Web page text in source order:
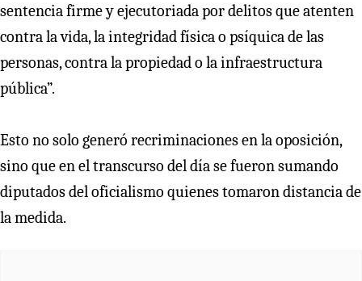
sentencia firme y ejecutoriada por delitos que atenten
contra la vida, la integridad física o psíquica de las
personas, contra la propiedad o la infraestructura
pública”.
Esto no solo generó recriminaciones en la oposición,
sino que en el transcurso del día se fueron sumando
diputados del oficialismo quienes tomaron distancia de
la medida.